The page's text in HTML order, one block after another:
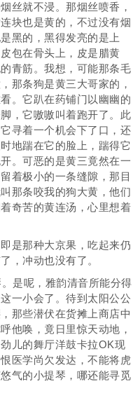
丝就不浸。那烟丝喷香，
块也是黄的，不过没有烟
黑的，黑得发亮的是上
包在骨头上，皮是腊黄
青筋。我想，可能那条毛
那条狗是黄三大哥家的，
。它趴在药铺门以幽幽的
，它嗷嗷叫着跑开了。此
寻着一个机会下了口，还
地踹在它的脸上，踹得它
。可恶的是黄三竟然在一
着极小的一条缝隙，那目
那条咬我的狗大黄，他们
奇苦的黄连汤，心里想着
是那种大京果，吃起来仍
，冲动也没有了。
是呢，雅韵清音所能分得
一小会了。待到太阳公公
那些潜伏在货摊上商店中
他唤，竟日里惊天动地，
儿的舞厅洋鼓卡拉OK现
医学尚欠发达，不能将虎
气的小提琴，哪还能寻觅